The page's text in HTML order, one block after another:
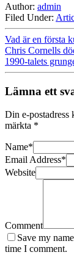
Author: admin
Filed Under:
Vad är en första
Chris Cornells
1990-talets
Lämna ett
Din e-postadress
märkta *
Name*
Email Address*
Website
Comment
Save my
time I comment.